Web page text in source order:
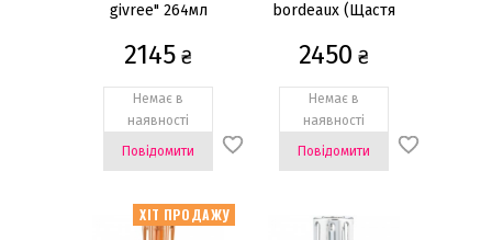
givree" 264мл
2145 ₴
Немає в
наявності
Повідомити
bordeaux (Щастя
2450 ₴
Немає в
наявності
Повідомити
ХІТ ПРОДАЖУ